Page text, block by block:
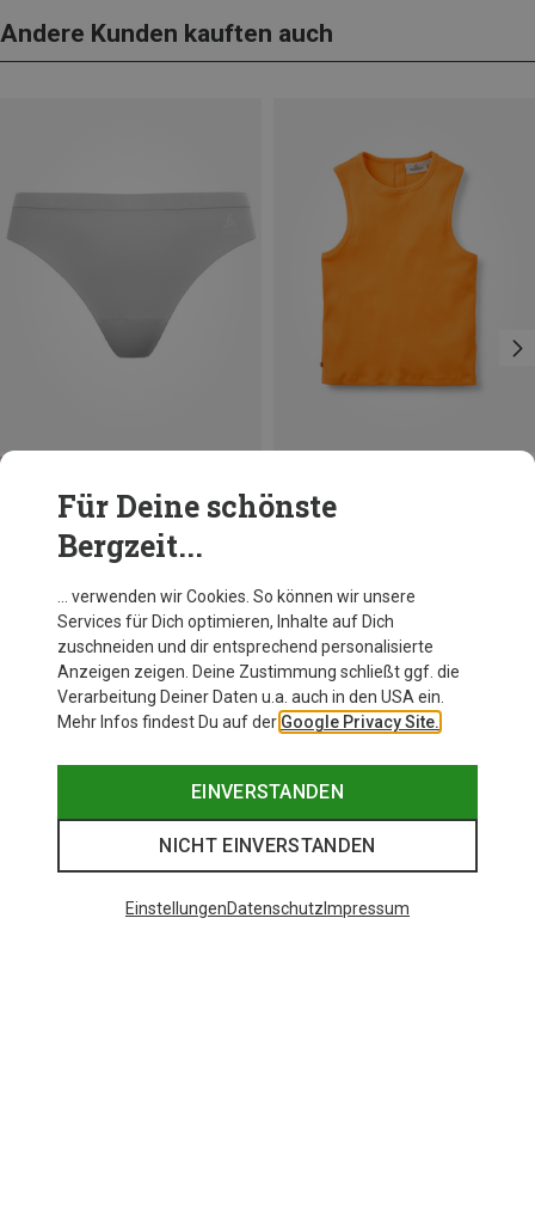
Andere Kunden kauften auch
Du sparst 52%
Für Deine schönste
Bergzeit...
… verwenden wir Cookies. So können wir unsere
Services für Dich optimieren, Inhalte auf Dich
zuschneiden und dir entsprechend personalisierte
Anzeigen zeigen. Deine Zustimmung schließt ggf. die
Verarbeitung Deiner Daten u.a. auch in den USA ein.
Mehr Infos findest Du auf der Google Privacy Site.
EINVERSTANDEN
NICHT EINVERSTANDEN
EinstellungenDatenschutz Impressum